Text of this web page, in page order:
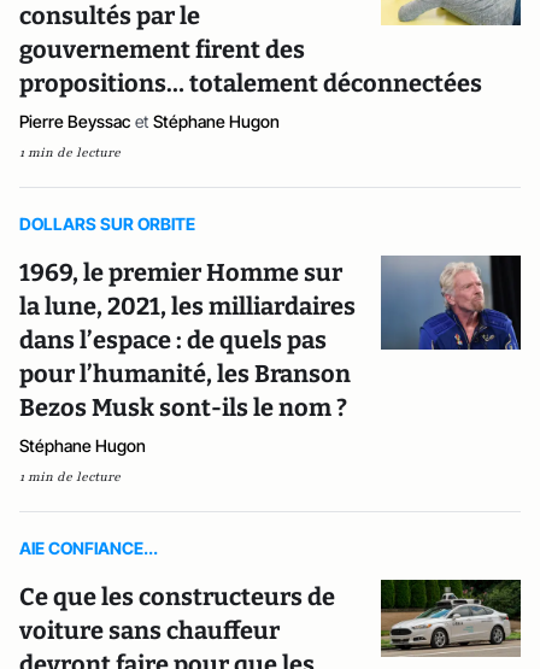
consultés par le
gouvernement firent des
propositions… totalement déconnectées
Pierre Beyssac et Stéphane Hugon
1 min de lecture
DOLLARS SUR ORBITE
1969, le premier Homme sur
la lune, 2021, les milliardaires
dans l’espace : de quels pas
pour l’humanité, les Branson
Bezos Musk sont-ils le nom ?
Stéphane Hugon
1 min de lecture
AIE CONFIANCE...
Ce que les constructeurs de
voiture sans chauffeur